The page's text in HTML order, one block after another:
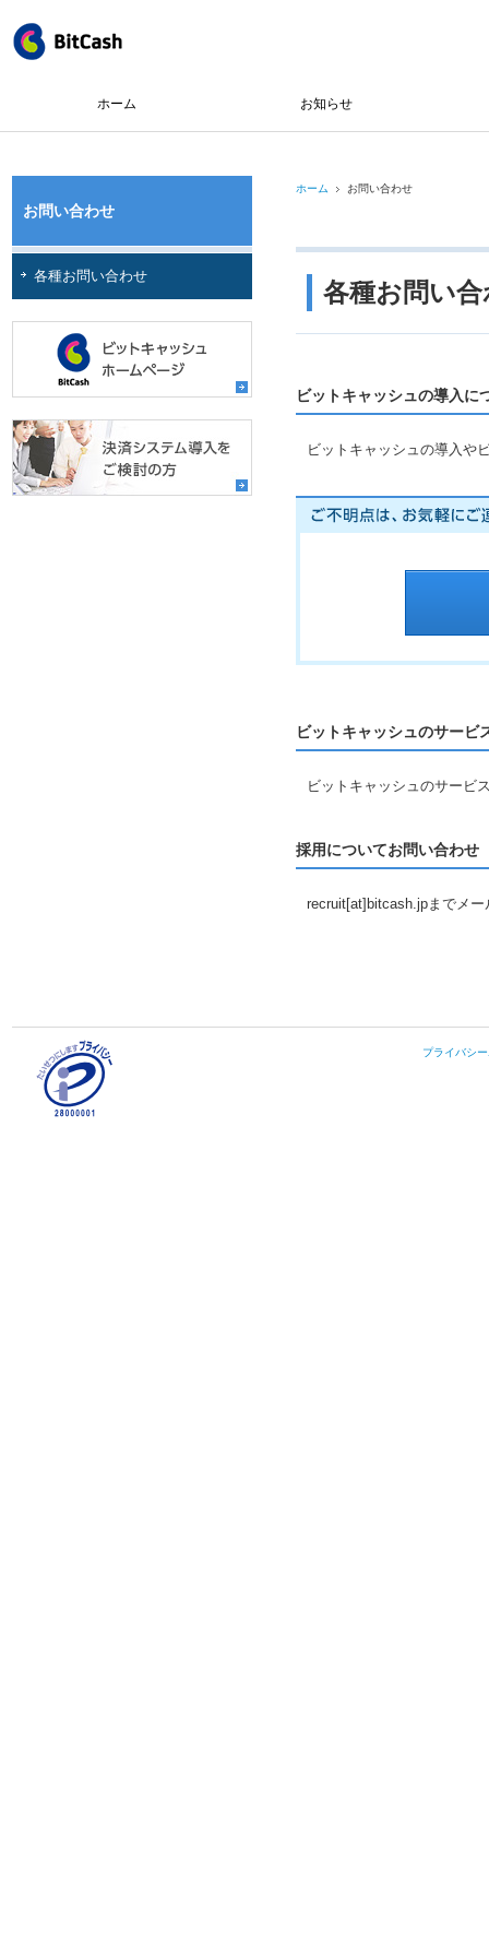
ホーム お知らせ
お問い合わせ
各種お問い合わせ
ホーム お問い合わせ
各種お問い
ビットキャッシュの導入に
ビットキャッシュの導入や
ビットキャッシュのサービ
ビットキャッシュのサービ
採用についてお問い合わせ
recruit[at]bitcash.jpまでメ
プライバシ